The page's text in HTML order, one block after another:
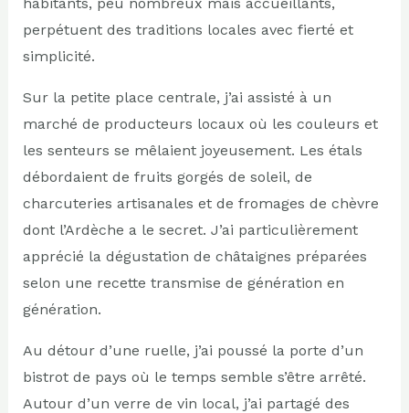
perpétuent des traditions locales avec fierté et
simplicité.
Sur la petite place centrale, j’ai assisté à un
marché de producteurs locaux où les couleurs et
les senteurs se mêlaient joyeusement. Les étals
débordaient de fruits gorgés de soleil, de
charcuteries artisanales et de fromages de chèvre
dont l’Ardèche a le secret. J’ai particulièrement
apprécié la dégustation de châtaignes préparées
selon une recette transmise de génération en
génération.
Au détour d’une ruelle, j’ai poussé la porte d’un
bistrot de pays où le temps semble s’être arrêté.
Autour d’un verre de vin local, j’ai partagé des